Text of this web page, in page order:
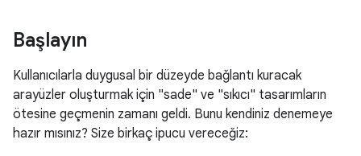
Başlayın
Kullanıcılarla duygusal bir düzeyde bağlantı kuracak
arayüzler oluşturmak için "sade" ve "sıkıcı" tasarımların
ötesine geçmenin zamanı geldi. Bunu kendiniz denemeye
hazır mısınız? Size birkaç ipucu vereceğiz: